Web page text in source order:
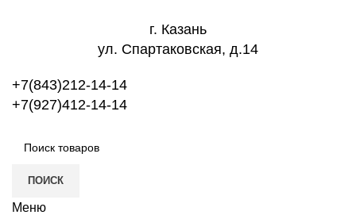
г. Казань
ул. Спартаковская, д.14
+7(843)212-14-14
+7(927)412-14-14
ПОИСК
Меню